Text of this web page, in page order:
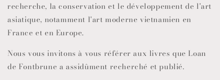
recherche, la conservation et le développement de l'art
asiatique, notamment l'art moderne vietnamien en
France et en Europe.
Nous vous invitons à vous référer aux livres que Loan
de Fontbrune a assidûment recherché et publié.